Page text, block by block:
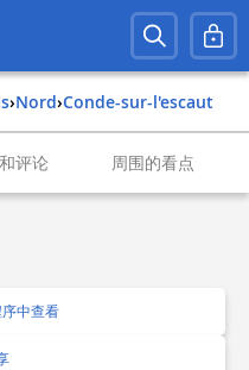
› nord› conde-sur-l'escaut
评论 周围的看点
中查看